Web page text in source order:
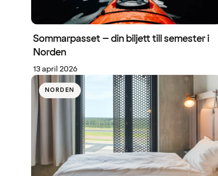
Sommarpasset – din biljett till semester i
Norden
13 april 2026
NORDEN